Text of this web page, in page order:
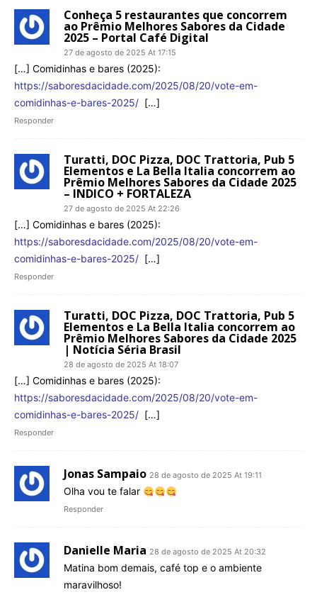
Conheça 5 restaurantes que concorrem
ao Prêmio Melhores Sabores da Cidade
2025 – Portal Café Digital
27 de agosto de 2025 At 17:15
[…] Comidinhas e bares (2025):
https://saboresdacidade.com/2025/08/20/vote-em-
comidinhas-e-bares-2025/ […]
Responder
Turatti, DOC Pizza, DOC Trattoria, Pub 5
Elementos e La Bella Italia concorrem ao
Prêmio Melhores Sabores da Cidade 2025
– INDICO + FORTALEZA
27 de agosto de 2025 At 22:26
[…] Comidinhas e bares (2025):
https://saboresdacidade.com/2025/08/20/vote-em-
comidinhas-e-bares-2025/ […]
Responder
Turatti, DOC Pizza, DOC Trattoria, Pub 5
Elementos e La Bella Italia concorrem ao
Prêmio Melhores Sabores da Cidade 2025
| Notícia Séria Brasil
28 de agosto de 2025 At 18:07
[…] Comidinhas e bares (2025):
https://saboresdacidade.com/2025/08/20/vote-em-
comidinhas-e-bares-2025/ […]
Responder
Jonas Sampaio 28 de agosto de 2025 At 19:11
Olha vou te falar
Responder
Danielle Maria 28 de agosto de 2025 At 20:32
Matina bom demais, café top e o ambiente
maravilhoso!